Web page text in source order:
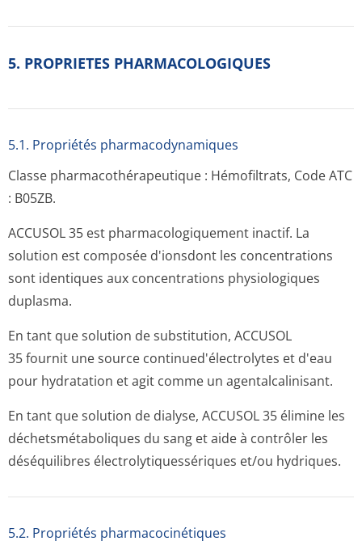
5. PROPRIETES PHARMACOLOGIQUES
5.1. Propriétés pharmacodynami­ques
Classe pharmacothéra­peutique : Hémofiltrats, Code ATC
: B05ZB.
ACCUSOL 35 est pharmacologiquement inactif. La
solution est composée d'ionsdont les concentrations
sont identiques aux concentrations physiologiques
duplasma.
En tant que solution de substitution, ACCUSOL
35 fournit une source continued'élec­trolytes et d'eau
pour hydratation et agit comme un agentalcalinisant.
En tant que solution de dialyse, ACCUSOL 35 élimine les
déchetsmétaboliques du sang et aide à contrôler les
déséquilibres électrolytiqu­essériques et/ou hydriques.
5.2. Propriétés pharmacocinéti­ques